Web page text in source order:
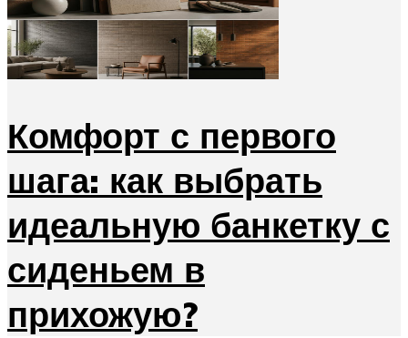
Комфорт с первого
шага: как выбрать
идеальную банкетку с
сиденьем в
прихожую?